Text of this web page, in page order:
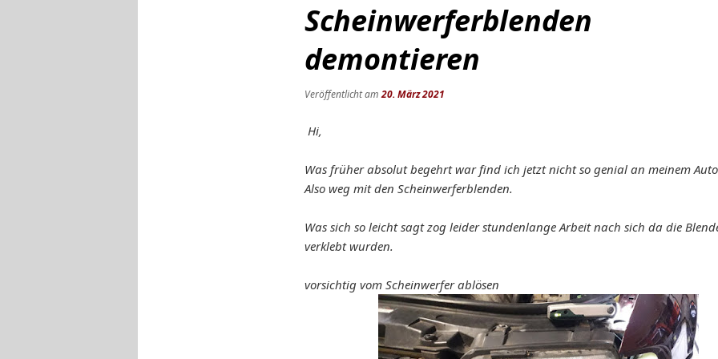
Scheinwerferblenden
demontieren
Veröffentlicht am20. März 2021
Hi,
Was früher absolut begehrt war find ich jetzt nicht so genial an meinem
Also weg mit den Scheinwerferblenden.
Was sich so leicht sagt zog leider stundenlange Arbeit nach sich da die
verklebt wurden.
vorsichtig vom Scheinwerfer ablösen